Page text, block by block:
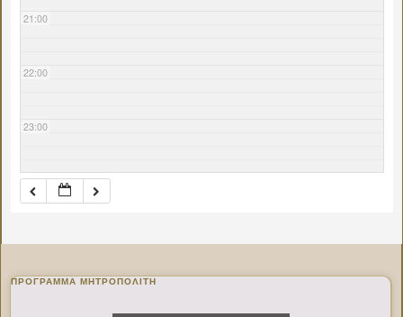
21:00
22:00
23:00
ΠΡΌΓΡΑΜΜΑ ΜΗΤΡΟΠΟΛΊΤΗ